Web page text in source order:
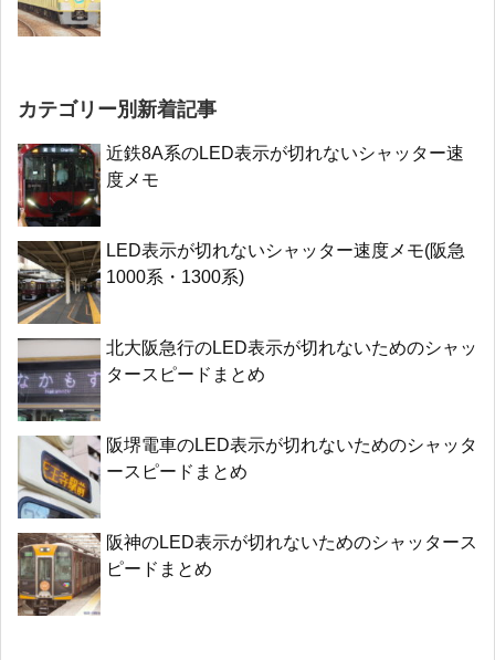
カテゴリー別新着記事
近鉄8A系のLED表示が切れないシャッター速
度メモ
LED表示が切れないシャッター速度メモ(阪急
1000系・1300系)
北大阪急行のLED表示が切れないためのシャッ
タースピードまとめ
阪堺電車のLED表示が切れないためのシャッタ
ースピードまとめ
阪神のLED表示が切れないためのシャッタース
ピードまとめ